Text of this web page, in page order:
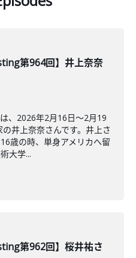
第964回】井上奈奈
、2026年2月16日〜2月19
井上奈奈さんです。井上さ
歳の時、単身アメリカへ留
大学...
第962回】桜井祐さ